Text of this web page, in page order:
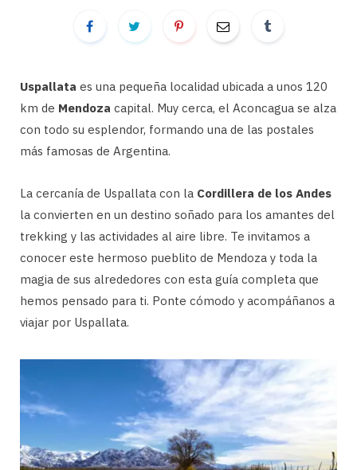
Uspallata es una pequeña localidad ubicada a unos 120
km de Mendoza capital. Muy cerca, el Aconcagua se alza
con todo su esplendor, formando una de las postales
más famosas de Argentina.
La cercanía de Uspallata con la Cordillera de los Andes
la convierten en un destino soñado para los amantes del
trekking y las actividades al aire libre. Te invitamos a
conocer este hermoso pueblito de Mendoza y toda la
magia de sus alrededores con esta guía completa que
hemos pensado para ti. Ponte cómodo y acompáñanos a
viajar por Uspallata.